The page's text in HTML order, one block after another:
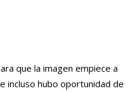
que la imagen empiece a
incluso hubo oportunidad de